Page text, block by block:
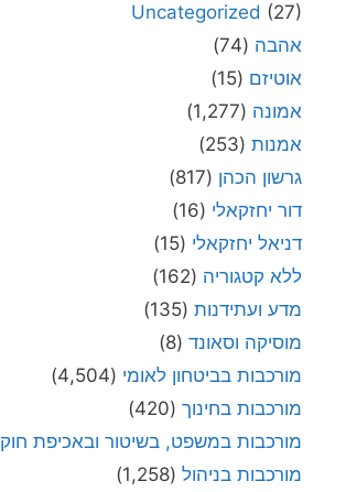
Uncategorized (27)
אהבה (74)
אוטיזם (15)
אמונה (1,277)
אמנות (253)
גרשון הכהן (817)
דור יחזקאלי (16)
דניאל יחזקאלי (15)
ללא קטגוריה (162)
מדע ועתידנות (135)
מוסיקה וסאונד (8)
מורכבות בביטחון לאומי (4,504)
מורכבות בחינוך (420)
מורכבות במשפט, בשיטור ובאכיפת חוק
מורכבות בניהול (1,258)